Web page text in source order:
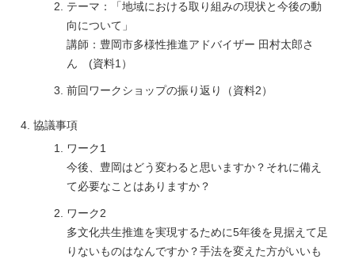
テーマ：「地域における取り組みの現状と今後の動
向について」
講師：豊岡市多様性推進アドバイザー 田村太郎さ
ん (資料1）
前回ワークショップの振り返り（資料2）
協議事項
ワーク1
今後、豊岡はどう変わると思いますか？それに備え
て必要なことはありますか？
ワーク2
多文化共生推進を実現するために5年後を見据えて足
りないものはなんですか？手法を変えた方がいいも